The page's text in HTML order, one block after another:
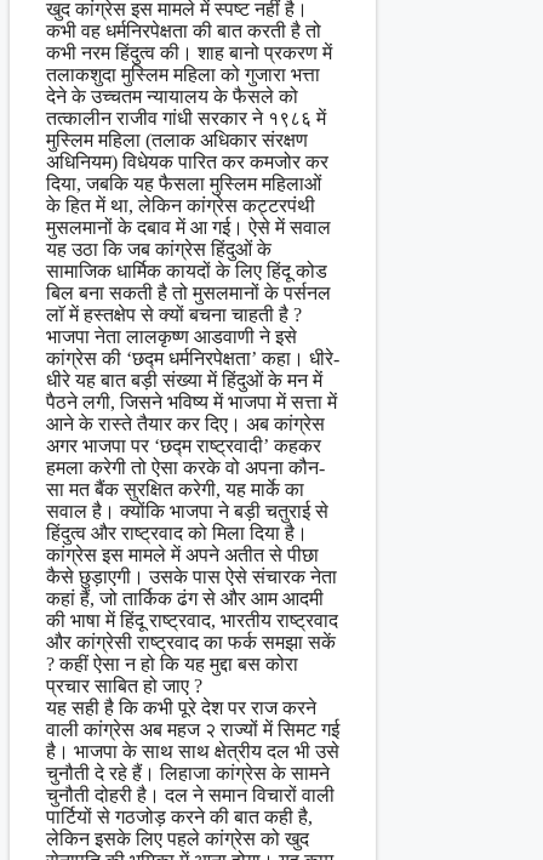
खुद कांग्रेस इस मामले में स्पष्ट नहीं है।
कभी वह धर्मनिरपेक्षता की बात करती है तो
कभी नरम हिंदुत्व की। शाह बानो प्रकरण में
तलाकशुदा मुस्लिम महिला को गुजारा भत्ता
देने के उच्चतम न्यायालय के फैसले को
तत्कालीन राजीव गांधी सरकार ने १९८६ में
मुस्लिम महिला (तलाक अधिकार संरक्षण
अधिनियम) विधेयक पारित कर कमजोर कर
दिया, जबकि यह फैसला मुस्लिम महिलाओं
के हित में था, लेकिन कांग्रेस कट्टरपंथी
मुसलमानों के दबाव में आ गई। ऐसे में सवाल
यह उठा कि जब कांग्रेस हिंदुओं के
सामाजिक धार्मिक कायदों के लिए हिंदू कोड
बिल बना सकती है तो मुसलमानों के पर्सनल
लाॅ में हस्तक्षेप से क्यों बचना चाहती है ?
भाजपा नेता लालकृष्ण आडवाणी ने इसे
कांग्रेस की ‘छद्म धर्मनिरपेक्षता’ कहा। धीरे-
धीरे यह बात बड़ी संख्या में हिंदुओं के मन में
पैठने लगी, जिसने भविष्य में भाजपा में सत्ता में
आने के रास्ते तैयार कर दिए। अब कांग्रेस
अगर भाजपा पर ‘छद्म राष्ट्रवादी’ कहकर
हमला करेगी तो ऐसा करके वो अपना कौन-
सा मत बैंक सुरक्षित करेगी, यह मार्के का
सवाल है। क्योंकि भाजपा ने बड़ी चतुराई से
हिंदुत्व और राष्ट्रवाद को मिला दिया है।
कांग्रेस इस मामले में अपने अतीत से पीछा
कैसे छुड़ाएगी। उसके पास ऐसे संचारक नेता
कहां हैं, जो तार्किक ढंग से और आम आदमी
की भाषा में हिंदू राष्ट्रवाद, भारतीय राष्ट्रवाद
और कांग्रेसी राष्ट्रवाद का फर्क समझा सकें
? कहीं ऐसा न हो कि यह मुद्दा बस कोरा
प्रचार साबित हो जाए ?
यह सही है कि कभी पूरे देश पर राज करने
वाली कांग्रेस अब महज २ राज्यों में सिमट गई
है। भाजपा के साथ साथ क्षेत्रीय दल भी उसे
चुनौती दे रहे हैं। लिहाजा कांग्रेस के सामने
चुनौती दोहरी है। दल ने समान विचारों वाली
पार्टियों से गठजोड़ करने की बात कही है,
लेकिन इसके लिए पहले कांग्रेस को खुद